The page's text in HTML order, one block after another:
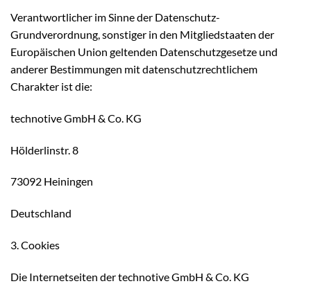
Verantwortlicher im Sinne der Datenschutz-
Grundverordnung, sonstiger in den Mitgliedstaaten der
Europäischen Union geltenden Datenschutzgesetze und
anderer Bestimmungen mit datenschutzrechtlichem
Charakter ist die:
technotive GmbH & Co. KG
Hölderlinstr. 8
73092 Heiningen
Deutschland
3. Cookies
Die Internetseiten der technotive GmbH & Co. KG